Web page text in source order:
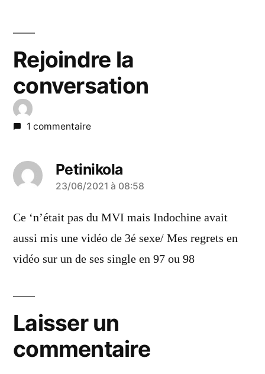
Rejoindre la
conversation
1 commentaire
Petinikola
a
dit :
23/06/2021 à 08:58
Ce ‘n’était pas du MVI mais Indochine avait
aussi mis une vidéo de 3é sexe/ Mes regrets en
vidéo sur un de ses single en 97 ou 98
Laisser un
commentaire